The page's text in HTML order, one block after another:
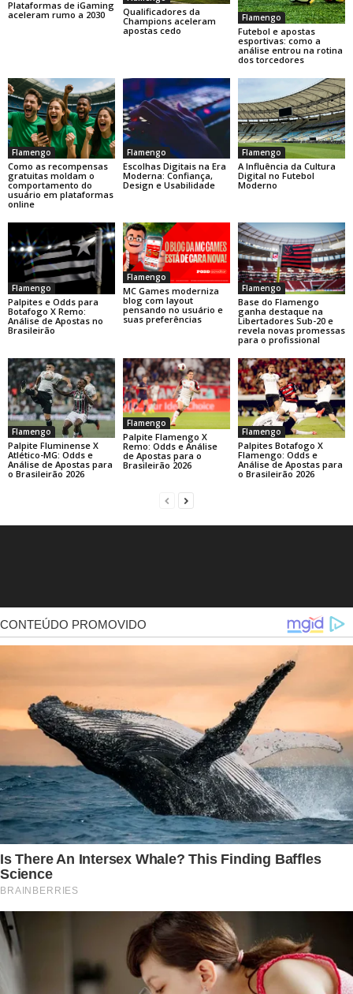
Plataformas de iGaming
aceleram rumo a 2030
Qualificadores da
Champions aceleram
apostas cedo
Flamengo
Futebol e apostas
esportivas: como a
análise entrou na rotina
dos torcedores
Flamengo
Como as recompensas
gratuitas moldam o
comportamento do
usuário em plataformas
online
Flamengo
Escolhas Digitais na Era
Moderna: Confiança,
Design e Usabilidade
Flamengo
A Influência da Cultura
Digital no Futebol
Moderno
Flamengo
Palpites e Odds para
Botafogo X Remo:
Análise de Apostas no
Brasileirão
Flamengo
MC Games moderniza
blog com layout
pensando no usuário e
suas preferências
Flamengo
Base do Flamengo
ganha destaque na
Libertadores Sub-20 e
revela novas promessas
para o profissional
Flamengo
Palpite Fluminense X
Atlético-MG: Odds e
Análise de Apostas para
o Brasileirão 2026
Flamengo
Palpite Flamengo X
Remo: Odds e Análise
de Apostas para o
Brasileirão 2026
Flamengo
Palpites Botafogo X
Flamengo: Odds e
Análise de Apostas para
o Brasileirão 2026